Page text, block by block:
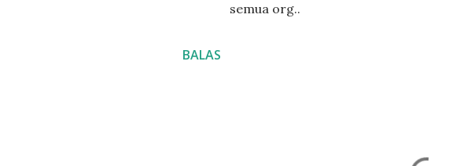
BALAS
semua org..